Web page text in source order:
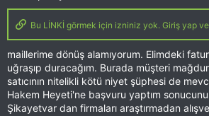
Bu LİNKİ görmek için izniniz yok. Giriş yap
maillerime dönüş alamıyorum. Elimdeki
uğraşıp duracağım. Burada müşteri
satıcının nitelikli kötü niyet şüphesi de
Hakem Heyeti'ne başvuru yaptım
Şikayetvar dan firmaları araştırmadan